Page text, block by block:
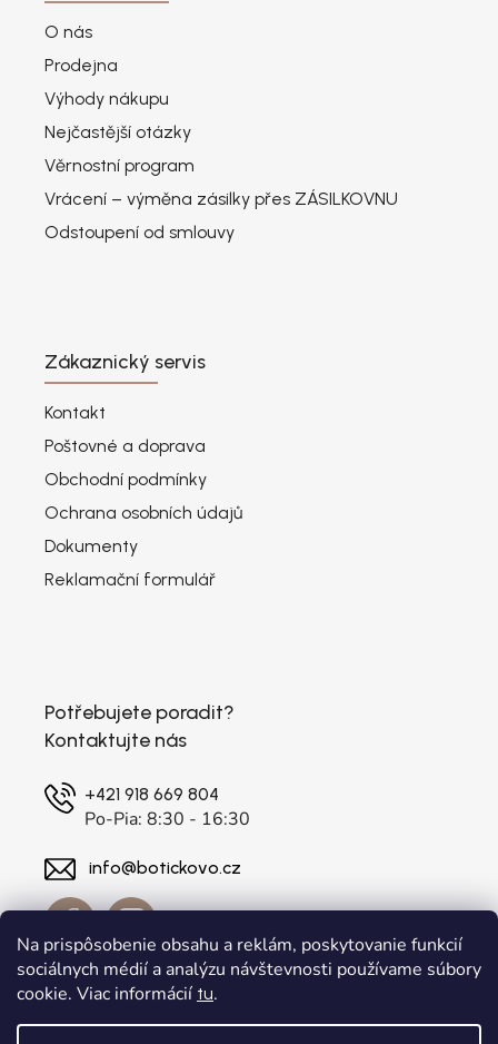
Na prispôsobenie obsahu a reklám, poskytovanie funkcií
sociálnych médií a analýzu návštevnosti používame súbory
cookie. Viac informácií tu.
O nás
Prodejna
Výhody nákupu
Nejčastější otázky
Věrnostní program
Vrácení – výměna zásilky přes ZÁSILKOVNU
Odstoupení od smlouvy
Zákaznický servis
Kontakt
Poštovné a doprava
Obchodní podmínky
Ochrana osobních údajů
Dokumenty
Reklamační formulář
Potřebujete poradit?
Kontaktujte nás
+421 918 669 804
Po-Pia: 8:30 - 16:30
info@botickovo.cz